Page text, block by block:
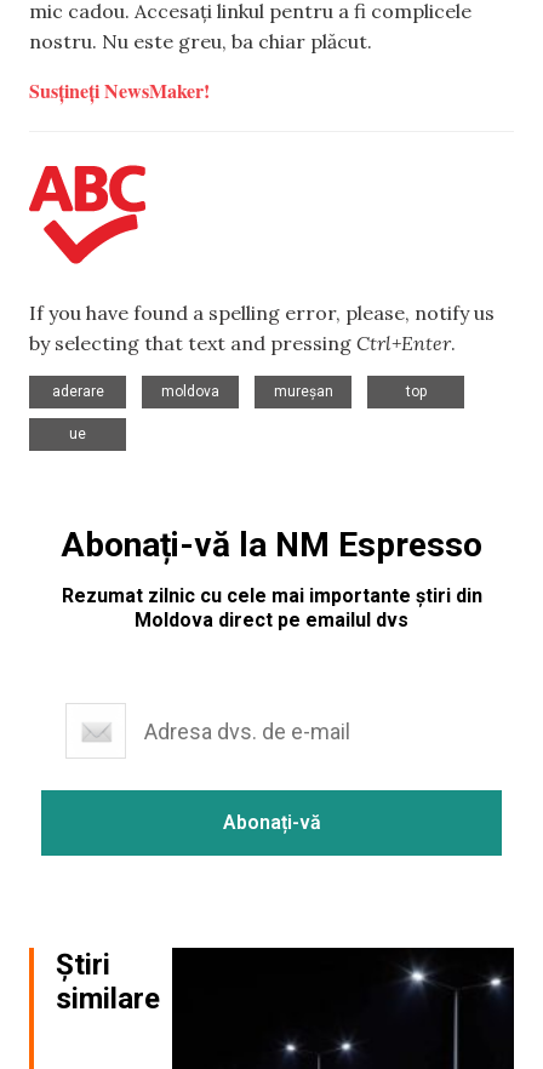
mic cadou. Accesați linkul pentru a fi complicele
nostru. Nu este greu, ba chiar plăcut.
Susțineți NewsMaker!
If you have found a spelling error, please, notify us
by selecting that text and pressing Ctrl+Enter.
aderare
moldova
mureșan
top
ue
Abonați-vă la NM Espresso
Rezumat zilnic cu cele mai importante știri din
Moldova direct pe emailul dvs
Știri
similare